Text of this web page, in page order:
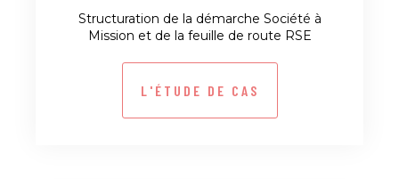
Structuration de la démarche Société à
Mission et de la feuille de route RSE
L'ÉTUDE DE CAS